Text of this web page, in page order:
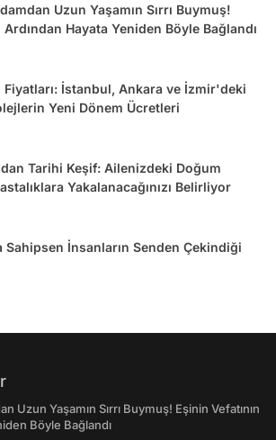
Uzun Yaşamın Sırrı Buymuş!
Ardından Hayata Yeniden Böyle Bağlandı
Fiyatları: İstanbul, Ankara ve İzmir'deki
Yeni Dönem Ücretleri
Tarihi Keşif: Ailenizdeki Doğum
Yakalanacağınızı Belirliyor
Sahipsen İnsanların Senden Çekindiği
Uzun Yaşamın Sırrı Buymuş! Eşinin Vefatının
Böyle Bağlandı